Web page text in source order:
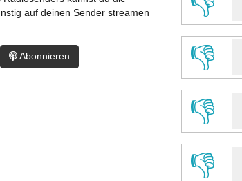
👎
👎
👎
auf deinen Sender streamen
Abonnieren